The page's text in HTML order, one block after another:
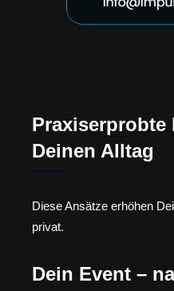
Praxiserprobte
Deinen Alltag
Diese Ansätze erhöhen
privat.
Dein Event –